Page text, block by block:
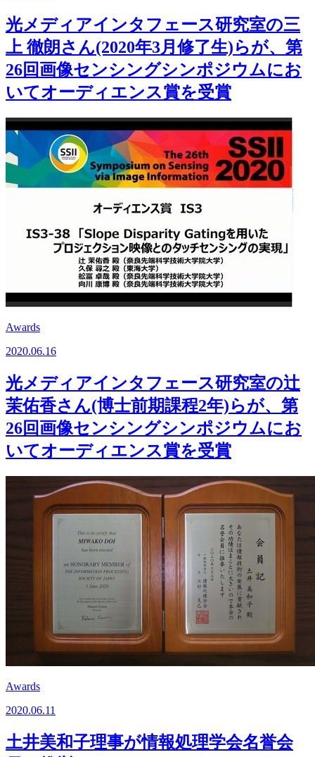
光メディアインタフェース研究室の三
上 徹朗さん(2020年3月修了生)らが、第
26回画像センシングシンポジウムにお
いてオーディエンス賞を受賞
Awards
2020.06.16
光メディアインタフェース研究室の辻
茉佑香さん(博士前期課程2年)らが、第
26回画像センシングシンポジウムにお
いてオーディエンス賞を受賞
Awards
2020.06.11
土井美和子理事が情報処理学会名誉会